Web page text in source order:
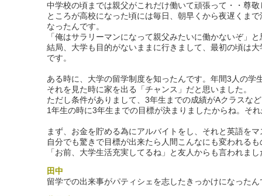
中学校の頃までは親父がこれだけ働いて頑張って・・尊敬
ところが高校になった頃には毎日、朝早くから夜遅くま
なったんです。
「俺はサラリーマンになって親父みたいに働かないぞ」
結局、大学も目的がないままに行きまして、最初の頃は
です。
ある時に、大学の留学制度を知ったんです。年間3人の学
それを見た時に家を出る「チャンス」だと思いました。
ただし条件がありまして、3年生までの成績がAクラスな
1年生の時に3年生までの目標が決まりましたからね。そ
まず、お金を貯める為にアルバイトをし、それと英語を
自分でも驚きで目標が出来たら人間こんなにも変われる
「お前、大学生活充実してるね」と友人からも言われま
田中
留学での出来事がパティシェを志したきっかけになった